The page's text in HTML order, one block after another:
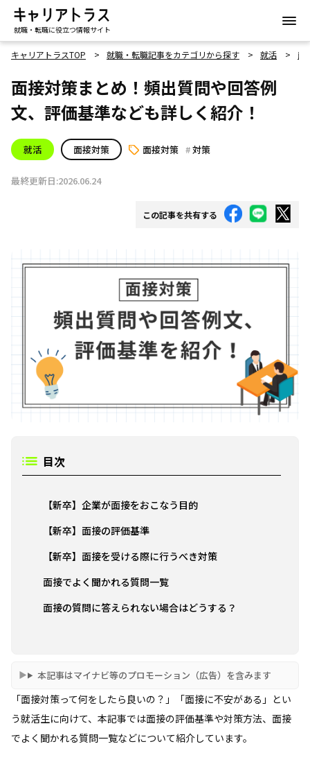
就職・転職に役立つ情報サイト
キャリアトラスTOP 就職・転職記事をカテゴリから探す 就活 面
面接対策まとめ！頻出質問や回答例
文、評価基準なども詳しく紹介！
就活 面接対策 面接対策 対策
最終更新日:2026.06.24
この記事を共有する
目次
【新卒】企業が面接をおこなう目的
【新卒】面接の評価基準
【新卒】面接を受ける際に行うべき対策
面接でよく聞かれる質問一覧
面接の質問に答えられない場合はどうする？
本記事はマイナビ等のプロモーション（広告）を含みます
「面接対策って何をしたら良いの？」「面接に不安がある」とい
う就活生に向けて、本記事では面接の評価基準や対策方法、面接
でよく聞かれる質問一覧などについて紹介しています。